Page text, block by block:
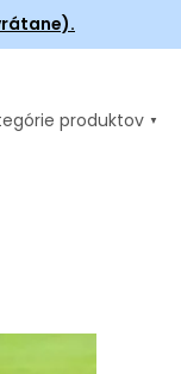
produktov